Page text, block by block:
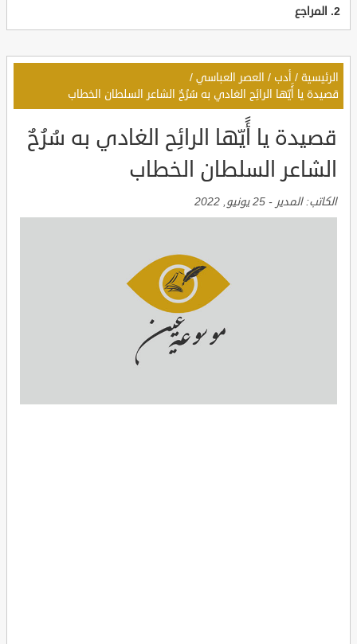
المراجع
الرئيسية / أدب / العصر العباسي /
قصيدة يا أََيّها الرائِح الغادي به سُرُحٌ الشاعر السلطان الخطاب
قصيدة يا أََيّها الرائِح الغادي به سُرُحٌ
الشاعر السلطان الخطاب
الكاتب:المدير - 25 يونيو, 2022